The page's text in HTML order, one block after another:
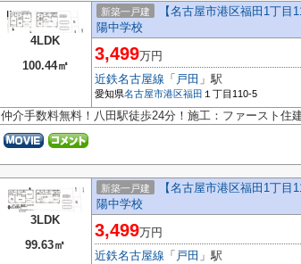
4LDK
100.44㎡
新築一戸建
【名古屋市港区福田1丁
陽中学校
3,499万円
近鉄名古屋線 「 戸田 」駅
愛知県名古屋市港区福田 １丁目110-5
仲介手数料無料！八田駅徒歩24分！施工：ファースト住
3LDK
99.63㎡
新築一戸建
【名古屋市港区福田1丁
陽中学校
3,499万円
近鉄名古屋線 「 戸田 」駅